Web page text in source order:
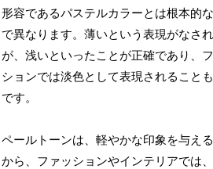
形容であるパステルカラーとは根本的
で異なります。薄いという表現がなさ
が、浅いといったことが正確であり、
ションでは淡色として表現されること
です。
ペールトーンは、軽やかな印象を与え
から、ファッションやインテリアでは